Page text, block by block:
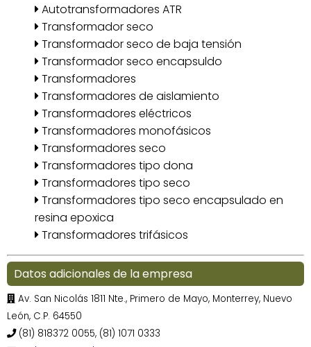
Autotransformadores ATR
Transformador seco
Transformador seco de baja tensión
Transformador seco encapsuldo
Transformadores
Transformadores de aislamiento
Transformadores eléctricos
Transformadores monofásicos
Transformadores seco
Transformadores tipo dona
Transformadores tipo seco
Transformadores tipo seco encapsulado en
resina epoxica
Transformadores trifásicos
Datos adicionales de la empresa
Av. San Nicolás 1811 Nte., Primero de Mayo, Monterrey, Nuevo
León, C.P. 64550
(81) 818372 0055, (81) 1071 0333